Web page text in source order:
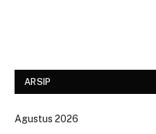
ARSIP
Agustus 2026